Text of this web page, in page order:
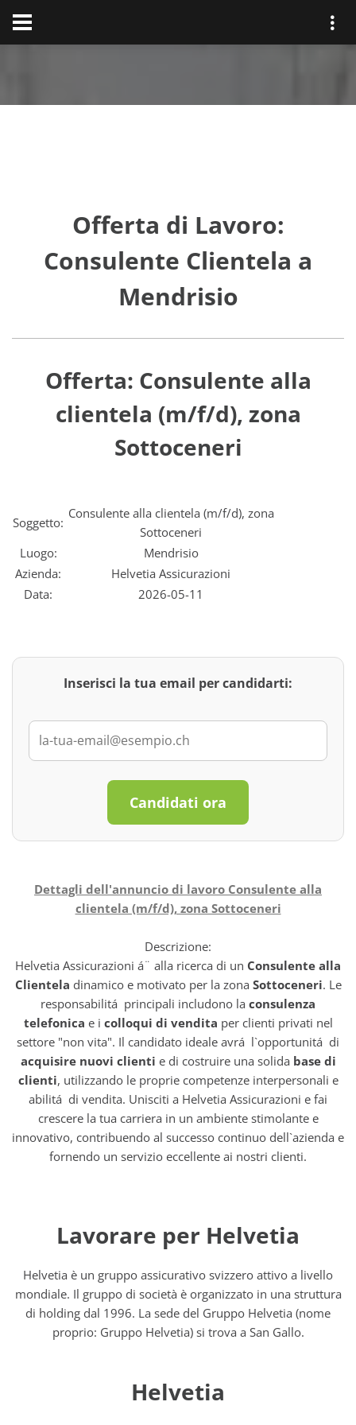
Offerta di Lavoro:
Consulente Clientela a
Mendrisio
Offerta: Consulente alla
clientela (m/f/d), zona
Sottoceneri
Soggetto:
Consulente alla clientela (m/f/d), zona
Sottoceneri
Luogo:
Mendrisio
Azienda:
Helvetia Assicurazioni
Data:
2026-05-11
Inserisci la tua email per candidarti:
Candidati ora
Dettagli dell'annuncio di lavoro Consulente alla
clientela (m/f/d), zona Sottoceneri
Descrizione:
Helvetia Assicurazioni á¨ alla ricerca di un Consulente alla
Clientela dinamico e motivato per la zona Sottoceneri. Le
responsabilitá principali includono la consulenza
telefonica e i colloqui di vendita per clienti privati nel
settore "non vita". Il candidato ideale avrá l`opportunitá di
acquisire nuovi clienti e di costruire una solida base di
clienti, utilizzando le proprie competenze interpersonali e
abilitá di vendita. Unisciti a Helvetia Assicurazioni e fai
crescere la tua carriera in un ambiente stimolante e
innovativo, contribuendo al successo continuo dell`azienda e
fornendo un servizio eccellente ai nostri clienti.
Lavorare per Helvetia
Helvetia è un gruppo assicurativo svizzero attivo a livello
mondiale. Il gruppo di società è organizzato in una struttura
di holding dal 1996. La sede del Gruppo Helvetia (nome
proprio: Gruppo Helvetia) si trova a San Gallo.
Helvetia